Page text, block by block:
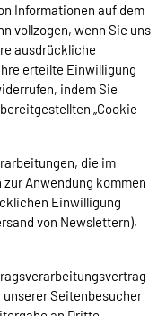
Informationen auf dem
vollzogen, wenn Sie uns
ausdrückliche
erteilte Einwilligung
indem Sie
„Cookie-
die im
Anwendung kommen
Einwilligung
von Newslettern),
unserer Seitenbesucher